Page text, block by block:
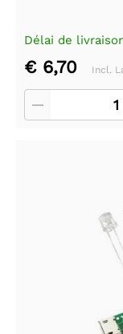
Délai de
€ 6,70 Incl.